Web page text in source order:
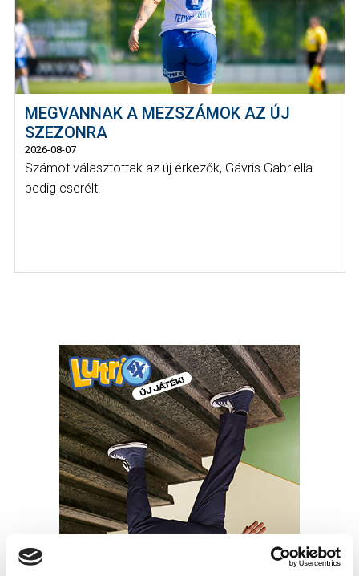
MEGVANNAK A MEZSZÁMOK AZ ÚJ
SZEZONRA
2026-08-07
Számot választottak az új érkezők, Gávris Gabriella
pedig cserélt.